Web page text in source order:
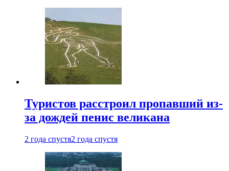
Туристов расстроил пропавший из-
за дождей пенис великана
2 года спустя2 года спустя